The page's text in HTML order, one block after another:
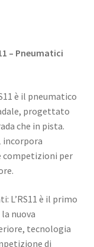
– Pneumatici
è il pneumatico
progettato
che in pista.
incorpora
per
L’RS11 è il primo
nuova
tecnologia
di